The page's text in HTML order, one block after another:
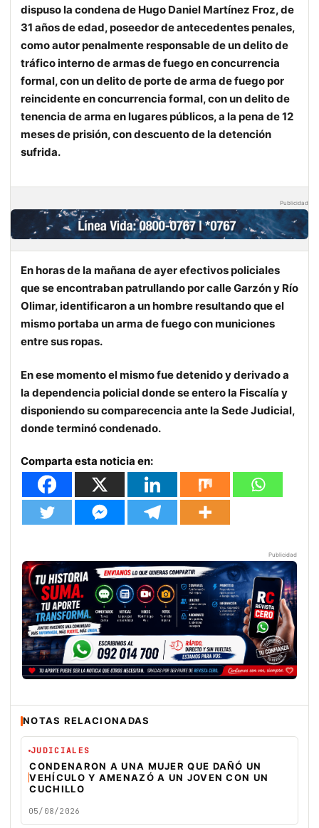
dispuso la condena de Hugo Daniel Martínez Froz, de
31 años de edad, poseedor de antecedentes penales,
como autor penalmente responsable de un delito de
tráfico interno de armas de fuego en concurrencia
formal, con un delito de porte de arma de fuego por
reincidente en concurrencia formal, con un delito de
tenencia de arma en lugares públicos, a la pena de 12
meses de prisión, con descuento de la detención
sufrida.
Publicidad
En horas de la mañana de ayer efectivos policiales
que se encontraban patrullando por calle Garzón y Río
Olimar, identificaron a un hombre resultando que el
mismo portaba un arma de fuego con municiones
entre sus ropas.
En ese momento el mismo fue detenido y derivado a
la dependencia policial donde se entero la Fiscalía y
disponiendo su comparecencia ante la Sede Judicial,
donde terminó condenado.
Comparta esta noticia en:
Publicidad
NOTAS RELACIONADAS
JUDICIALES
CONDENARON A UNA MUJER QUE DAÑÓ UN
VEHÍCULO Y AMENAZÓ A UN JOVEN CON UN
CUCHILLO
05/08/2026